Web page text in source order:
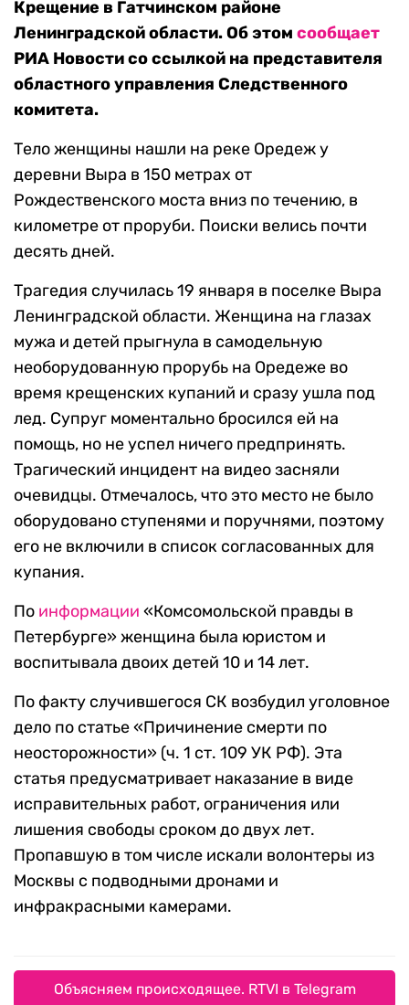
Крещение в Гатчинском районе
Ленинградской области. Об этом сообщает
РИА Новости со ссылкой на представителя
областного управления Следственного
комитета.
Тело женщины нашли на реке Оредеж у
деревни Выра в 150 метрах от
Рождественского моста вниз по течению, в
километре от проруби. Поиски велись почти
десять дней.
Трагедия случилась 19 января в поселке Выра
Ленинградской области. Женщина на глазах
мужа и детей прыгнула в самодельную
необорудованную прорубь на Оредеже во
время крещенских купаний и сразу ушла под
лед. Супруг моментально бросился ей на
помощь, но не успел ничего предпринять.
Трагический инцидент на видео засняли
очевидцы. Отмечалось, что это место не было
оборудовано ступенями и поручнями, поэтому
его не включили в список согласованных для
купания.
По информации «Комсомольской правды в
Петербурге» женщина была юристом и
воспитывала двоих детей 10 и 14 лет.
По факту случившегося СК возбудил уголовное
дело по статье «Причинение смерти по
неосторожности» (ч. 1 ст. 109 УК РФ). Эта
статья предусматривает наказание в виде
исправительных работ, ограничения или
лишения свободы сроком до двух лет.
Пропавшую в том числе искали волонтеры из
Москвы с подводными дронами и
инфракрасными камерами.
Объясняем происходящее. RTVI в Telegram